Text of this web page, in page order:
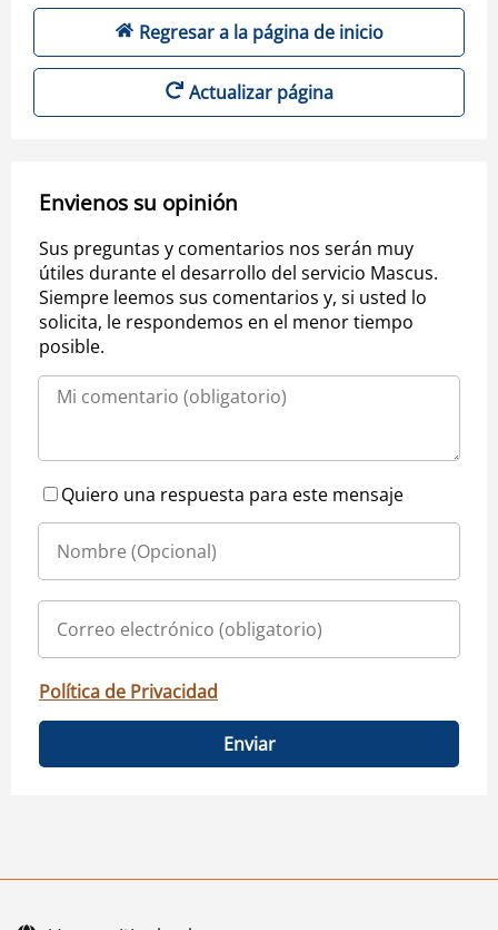
Regresar a la página de inicio
Actualizar página
Envienos su opinión
Sus preguntas y comentarios nos serán muy
útiles durante el desarrollo del servicio Mascus.
Siempre leemos sus comentarios y, si usted lo
solicita, le respondemos en el menor tiempo
posible.
Quiero una respuesta para este mensaje
Política de Privacidad
Enviar